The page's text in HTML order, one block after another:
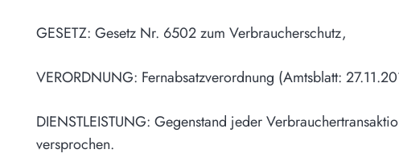
GESETZ: Gesetz Nr. 6502 zum Verbraucherschutz,
VERORDNUNG: Fernabsatzverordnung (Amtsblatt:
DIENSTLEISTUNG: Gegenstand jeder
versprochen.